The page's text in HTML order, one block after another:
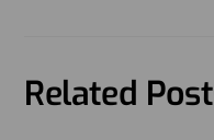
Related